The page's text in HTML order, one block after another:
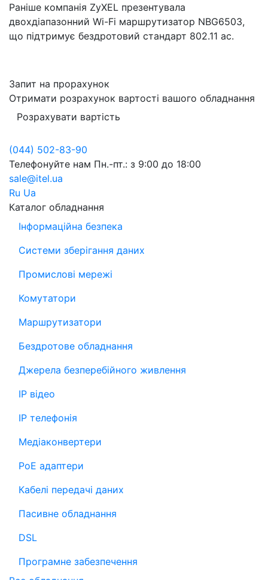
Раніше компанія ZyXEL презентувала
двохдіапазонний Wi-Fi маршрутизатор NBG6503,
що підтримує бездротовий стандарт 802.11 ac.
Запит на прорахунок
Отримати розрахунок вартості вашого обладнання
Розрахувати вартість
(044) 502-83-90
Телефонуйте нам Пн.-пт.: з 9:00 до 18:00
sale@itel.ua
Ru Ua
Каталог обладнання
Інформаційна безпека
Системи зберігання даних
Промислові мережі
Комутатори
Маршрутизатори
Бездротове обладнання
Джерела безперебійного живлення
IP відео
IP телефонія
Медіаконвертери
PoE адаптери
Кабелі передачі даних
Пасивне обладнання
DSL
Програмне забезпечення